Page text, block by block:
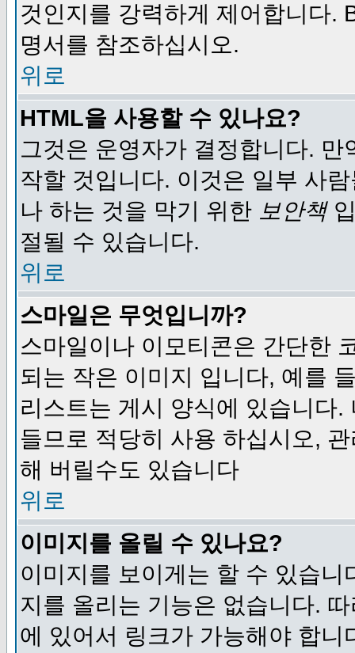
것인지를 강력하게 제어합니다.
명서를 참조하십시오.
위로
HTML을 사용할 수 있나요?
그것은 운영자가 결정합니다.
작할 것입니다. 이것은 일부 사
나 하는 것을 막기 위한 보안책
절될 수 있습니다.
위로
스마일은 무엇입니까?
스마일이나 이모티콘은 간단한
되는 작은 이미지 입니다, 예를
리스트는 게시 양식에 있습니다
들므로 적당히 사용 하십시오,
해 버릴수도 있습니다
위로
이미지를 올릴 수 있나요?
이미지를 보이게는 할 수 있습
지를 올리는 기능은 없습니다.
에 있어서 링크가 가능해야 합